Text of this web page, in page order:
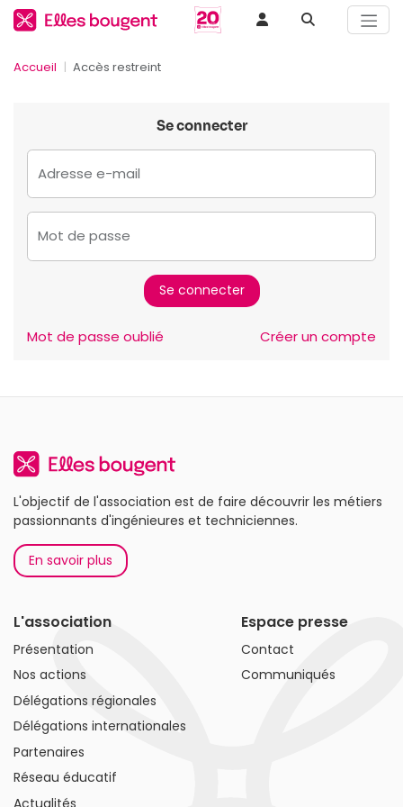
Accueil Accès restreint
Se connecter
Adresse e-mail
Mot de passe
Mot de passe oublié Créer un compte
L'objectif de l'association est de faire découvrir les métiers
passionnants d'ingénieures et techniciennes.
En savoir plus
L'association
Présentation
Nos actions
Délégations régionales
Délégations internationales
Partenaires
Réseau éducatif
Actualités
Espace presse
Contact
Communiqués